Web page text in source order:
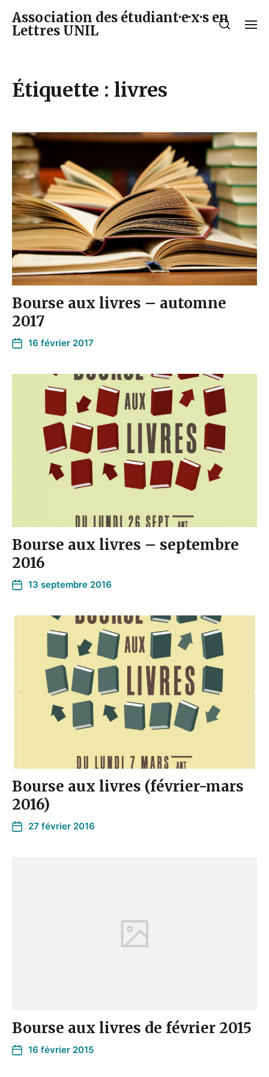
Association des étudiant·e·x·s en
Lettres UNIL
Étiquette : livres
Bourse aux livres – automne
2017
16 février 2017
Bourse aux livres – septembre
2016
13 septembre 2016
Bourse aux livres (février-mars
2016)
27 février 2016
Bourse aux livres de février 2015
16 février 2015